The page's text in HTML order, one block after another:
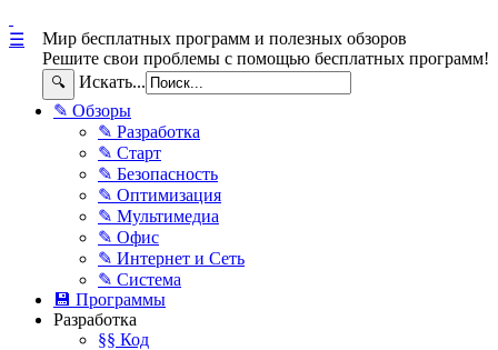
Мир бесплатных программ и полезных обзоров
Решите свои проблемы с помощью бесплатных программ!
🔍 Искать...
☰
✎ Обзоры
✎ Разработка
✎ Старт
✎ Безопасность
✎ Оптимизация
✎ Мультимедиа
✎ Офис
✎ Интернет и Сеть
✎ Система
💾 Программы
Разработка
§§ Код